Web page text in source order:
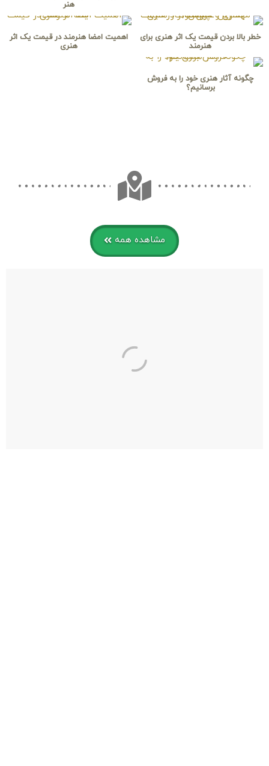
هنر
خطر بالا بردن قیمت یک اثر هنرى برای
هنرمند
اهمیت امضا هنرمند در قیمت یک اثر
هنری
چگونه آثار هنری خود را به فروش
برسانیم؟
مشاهده همه